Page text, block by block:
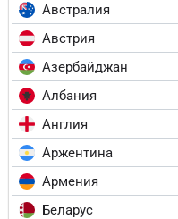
Австралия
Австрия
Азербайджан
Албания
Англия
Аржентина
Армения
Беларус